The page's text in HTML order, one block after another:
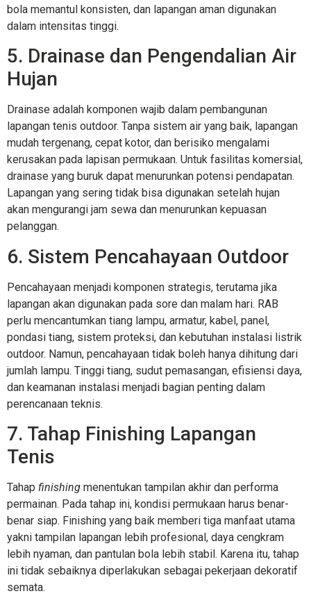
bola memantul konsisten, dan lapangan aman digunakan
dalam intensitas tinggi.
5. Drainase dan Pengendalian Air
Hujan
Drainase adalah komponen wajib dalam pembangunan
lapangan tenis outdoor. Tanpa sistem air yang baik, lapangan
mudah tergenang, cepat kotor, dan berisiko mengalami
kerusakan pada lapisan permukaan. Untuk fasilitas komersial,
drainase yang buruk dapat menurunkan potensi pendapatan.
Lapangan yang sering tidak bisa digunakan setelah hujan
akan mengurangi jam sewa dan menurunkan kepuasan
pelanggan.
6. Sistem Pencahayaan Outdoor
Pencahayaan menjadi komponen strategis, terutama jika
lapangan akan digunakan pada sore dan malam hari. RAB
perlu mencantumkan tiang lampu, armatur, kabel, panel,
pondasi tiang, sistem proteksi, dan kebutuhan instalasi listrik
outdoor. Namun, pencahayaan tidak boleh hanya dihitung dari
jumlah lampu. Tinggi tiang, sudut pemasangan, efisiensi daya,
dan keamanan instalasi menjadi bagian penting dalam
perencanaan teknis.
7. Tahap Finishing Lapangan
Tenis
Tahap finishing menentukan tampilan akhir dan performa
permainan. Pada tahap ini, kondisi permukaan harus benar-
benar siap. Finishing yang baik memberi tiga manfaat utama
yakni tampilan lapangan lebih profesional, daya cengkram
lebih nyaman, dan pantulan bola lebih stabil. Karena itu, tahap
ini tidak sebaiknya diperlakukan sebagai pekerjaan dekoratif
semata.